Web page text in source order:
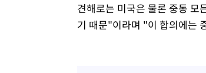
견해로는 미국은 물론 중동 모
기 때문"이라며 "이 합의에는